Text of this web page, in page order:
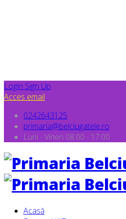
Login Sign Up
Acces email
0242643125
primaria@belciugatele.ro
Luni - Vineri 08:00 - 17:00
Acasă